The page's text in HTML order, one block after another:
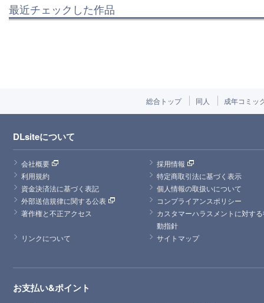
最近チェックした作品
総合トップ 同人 成年コミッ
DLsiteについて
会社概要
採用情報
利用規約
特定商取引法に基づく表示
資金決済法に基づく表記
個人情報の取扱いについて
外部送信規律に関する公表
コンプライアンスポリシー
著作権と不正アクセス
カスタマーハラスメントに対す
動指針
リンクについて
サイトマップ
お支払い&ポイント